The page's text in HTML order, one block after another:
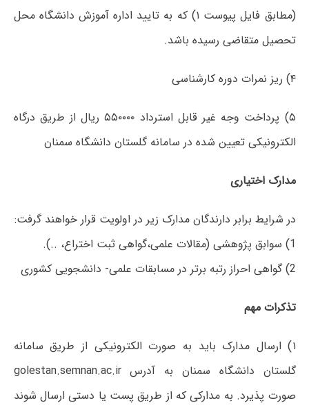
(مطابق فایل پیوست ۱) که به تایید اداره آموزش دانشگاه محل
تحصیل متقاضی رسیده باشد.
۴) ریز نمرات دوره کارشناسی
۵) پرداخت وجه غیر قابل استرداد ۵۵۰۰۰۰ ریال از طریق درگاه
الکترونیکی تعیین شده در سامانه گلستان دانشگاه سمنان
مدارک اختیاری
در شرایط برابر دارندگان مدارک زیر در اولویت قرار خواهند گرفت:
1) سوابق پژوهشی (مقالات علمی،گواهی ثبت اختراع، ..).
2) گواهی احراز رتبه برتر در مسابقات علمی- دانشجویی کشوری
تذکرات مهم
۱) ارسال مدارک باید به صورت الکترونیکی از طریق سامانه
گلستان دانشگاه سمنان به آدرس golestan.semnan.ac.ir
صورت پذیرد. به مدارکی که از طریق پست یا دستی ارسال شوند